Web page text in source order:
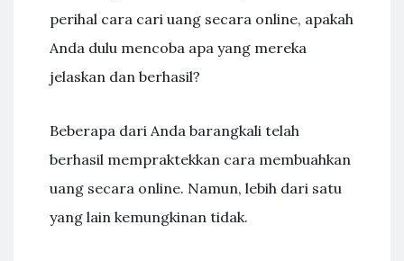
perihal cara cari uang secara online, apakah
Anda dulu mencoba apa yang mereka
jelaskan dan berhasil?
Beberapa dari Anda barangkali telah
berhasil mempraktekkan cara membuahkan
uang secara online. Namun, lebih dari satu
yang lain kemungkinan tidak.